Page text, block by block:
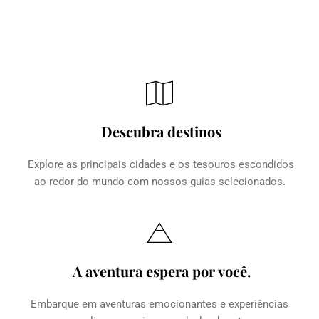
Descubra destinos
Explore as principais cidades e os tesouros escondidos
ao redor do mundo com nossos guias selecionados.
A aventura espera por você.
Embarque em aventuras emocionantes e experiências